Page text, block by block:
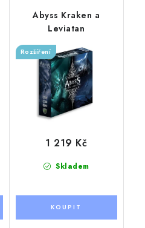
Abyss Kraken a
Leviatan
Rozšíření
Skladem
1 219 Kč